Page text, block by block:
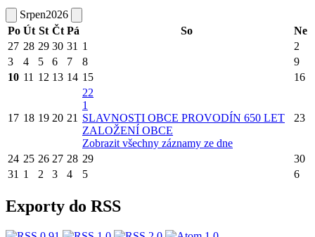
Srpen2026
Po Út St Čt Pá So
Ne
27 28 29 30 31 1
2
3
4 5 6 7 8
9
10 11 12 13 14 15 16
17 18 19 20 21
22
1
SLAVNOSTI OBCE PROVODÍN 650 LET
ZALOŽENÍ OBCE
Zobrazit všechny záznamy ze dne
23
24 25 26 27 28 29
30
31 1 2 3 4 5 6
Exporty do RSS